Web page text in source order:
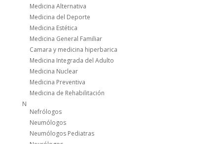
Medicina Alternativa
Medicina del Deporte
Medicina Estética
Medicina General Familiar
Camara y medicina hiperbarica
Medicina Integrada del Adulto
Medicina Nuclear
Medicina Preventiva
Medicina de Rehabilitación
N
Nefrólogos
Neumólogos
Neumólogos Pediatras